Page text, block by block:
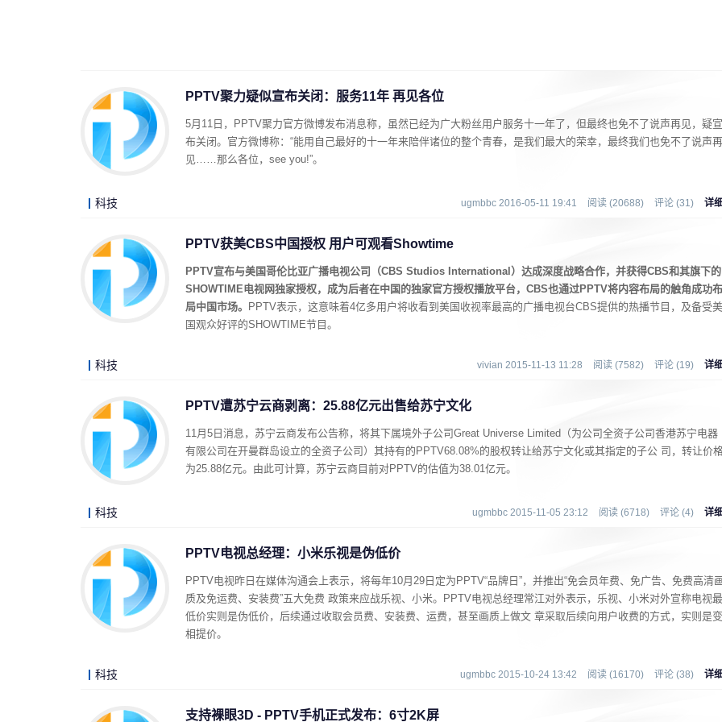
PPTV聚力疑似宣布关闭：服务11年 再见各位
5月11日，PPTV聚力官方微博发布消息称，虽然已经为广大粉丝用户服务十一年了，但最终也免不了说声再见，疑宣
布关闭。官方微博称：“能用自己最好的十一年来陪伴诸位的整个青春，是我们最大的荣幸，最终我们也免不了说声再
见……那么各位，see you!”。
科技 ugmbbc 2016-05-11 19:41 阅读 (20688) 评论 (31) 详
PPTV获美CBS中国授权 用户可观看Showtime
PPTV宣布与美国哥伦比亚广播电视公司（CBS Studios International）达成深度战略合作，并获得CBS和其旗下的
SHOWTIME电视网独家授权，成为后者在中国的独家官方授权播放平台，CBS也通过PPTV将内容布局的触角成功布
局中国市场。
PPTV表示，这意味着4亿多用户将收看到美国收视率最高的广播电视台CBS提供的热播节目，及备受美
国观众好评的SHOWTIME节目。
科技 vivian 2015-11-13 11:28 阅读 (7582) 评论 (19) 详
PPTV遭苏宁云商剥离：25.88亿元出售给苏宁文化
11月5日消息，苏宁云商发布公告称，将其下属境外子公司Great Universe Limited（为公司全资子公司香港苏宁电器
有限公司在开曼群岛设立的全资子公司）其持有的PPTV68.08%的股权转让给苏宁文化或其指定的子公 司，转让价
为25.88亿元。由此可计算，苏宁云商目前对PPTV的估值为38.01亿元。
科技 ugmbbc 2015-11-05 23:12 阅读 (6718) 评论 (4) 详
PPTV电视总经理：小米乐视是伪低价
PPTV电视昨日在媒体沟通会上表示，将每年10月29日定为PPTV“品牌日”，并推出“免会员年费、免广告、免费高清
质及免运费、安装费”五大免费 政策来应战乐视、小米。PPTV电视总经理常江对外表示，乐视、小米对外宣称电视最
低价实则是伪低价，后续通过收取会员费、安装费、运费，甚至画质上做文 章采取后续向用户收费的方式，实则是变
相提价。
科技 ugmbbc 2015-10-24 13:42 阅读 (16170) 评论 (38) 详
支持裸眼3D - PPTV手机正式发布：6寸2K屏